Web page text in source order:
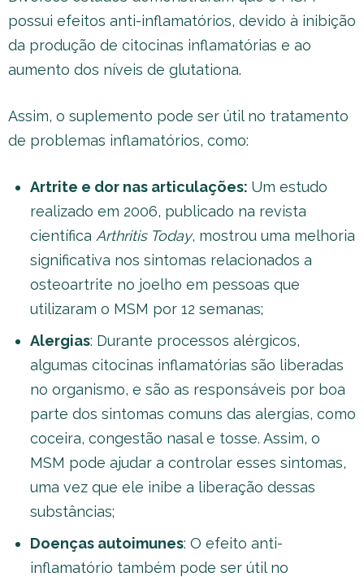
possui efeitos anti-inflamatórios, devido à inibição
da produção de citocinas inflamatórias e ao
aumento dos níveis de glutationa.
Assim, o suplemento pode ser útil no tratamento
de problemas inflamatórios, como:
Artrite e dor nas articulações: Um estudo
realizado em 2006, publicado na revista
científica Arthritis Today, mostrou uma melhoria
significativa nos sintomas relacionados a
osteoartrite no joelho em pessoas que
utilizaram o MSM por 12 semanas;
Alergias: Durante processos alérgicos,
algumas citocinas inflamatórias são liberadas
no organismo, e são as responsáveis por boa
parte dos sintomas comuns das alergias, como
coceira, congestão nasal e tosse. Assim, o
MSM pode ajudar a controlar esses sintomas,
uma vez que ele inibe a liberação dessas
substâncias;
Doenças autoimunes: O efeito anti-
inflamatório também pode ser útil no